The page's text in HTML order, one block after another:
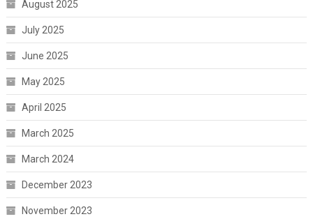
August 2025
July 2025
June 2025
May 2025
April 2025
March 2025
March 2024
December 2023
November 2023